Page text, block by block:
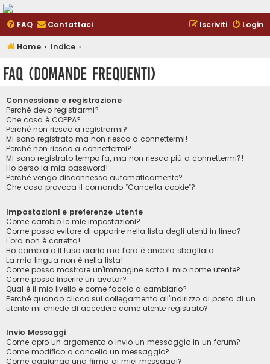
FAQ Contattaci Login
Iscriviti
Home Indice
FAQ (Domande Frequenti)
Connessione e registrazione
Perché devo registrarmi?
Che cosa è COPPA?
Perché non riesco a registrarmi?
Mi sono registrato ma non riesco a connettermi!
Perché non riesco a connettermi?
Mi sono registrato tempo fa, ma non riesco più a connettermi?!
Ho perso la mia password!
Perché vengo disconnesso automaticamente?
Che cosa provoca il comando “Cancella cookie”?
Impostazioni e preferenze utente
Come cambio le mie impostazioni?
Come posso evitare di apparire nella lista degli utenti in linea?
L’ora non è corretta!
Ho cambiato il fuso orario ma l’ora è ancora sbagliata
La mia lingua non è nella lista!
Come posso mostrare un’immagine sotto il mio nome utente?
Come posso inserire un avatar?
Qual è il mio livello e come faccio a cambiarlo?
Perché quando clicco sul collegamento all’indirizzo di posta di un
utente mi chiede di accedere come utente registrato?
Invio Messaggi
Come apro un argomento o invio un messaggio in un forum?
Come modifico o cancello un messaggio?
Come aggiungo una firma ai miei messaggi?